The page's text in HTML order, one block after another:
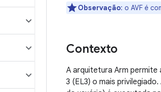
Observação: o AVF é
Contexto
A arquitetura Arm permite
3 (EL3) o mais